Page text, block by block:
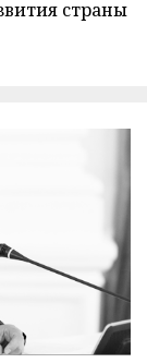
страны